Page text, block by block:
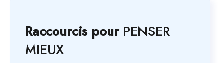
Raccourcis pour PENSER
MIEUX